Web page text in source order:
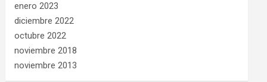
enero 2023
diciembre 2022
octubre 2022
noviembre 2018
noviembre 2013